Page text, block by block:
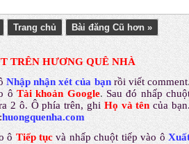
Trang chủ Bài đăng Cũ hơn »
TRÊN HƯƠNG QUÊ NHÀ
Nhập nhận xét của bạn rồi viết comment
ô Tài khoản Google. Sau đó nhấp
2 ô. Ô phía trên, ghi Họ và tên của
huongquenha.com
ô Tiếp tục và nhấp chuột tiếp vào ô